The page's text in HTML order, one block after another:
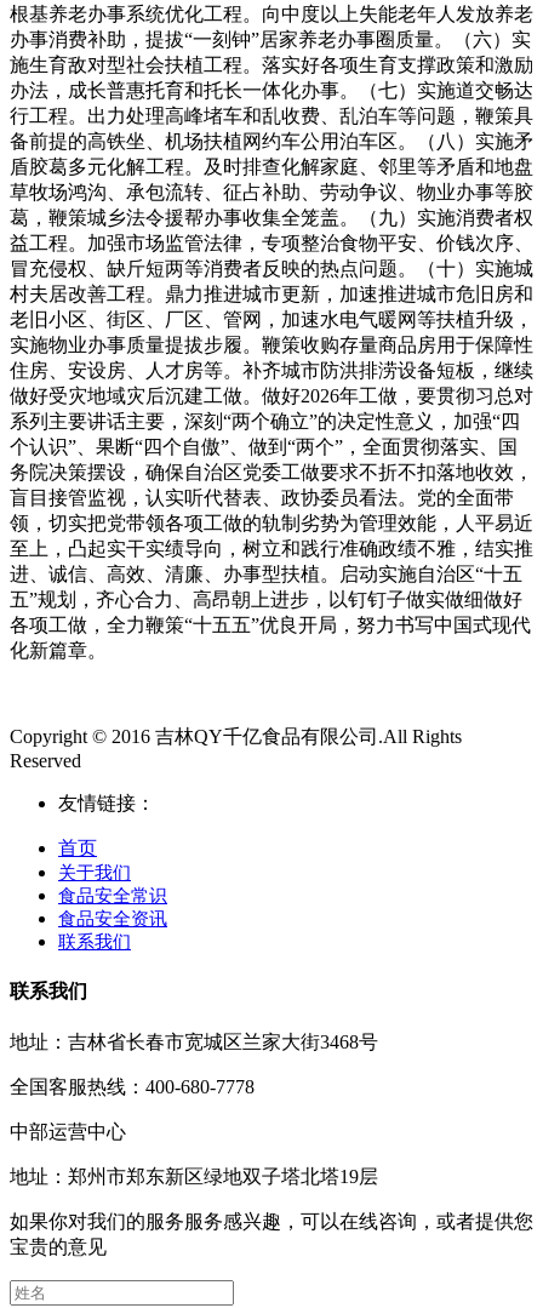
Copyright © 2016 吉林QY千亿食品有限公司.All Rights
Reserved
友情链接：
首页
关于我们
食品安全常识
食品安全资讯
联系我们
联系我们
地址：吉林省长春市宽城区兰家大街3468号
全国客服热线：400-680-7778
中部运营中心
地址：郑州市郑东新区绿地双子塔北塔19层
如果你对我们的服务服务感兴趣，可以在线咨询，或者提供您
宝贵的意见